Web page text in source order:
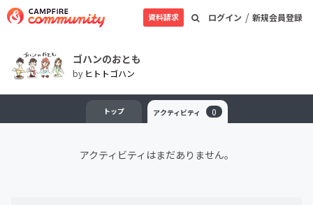
ログイン / 新規会員登録
資料請求
ゴハンのおとも
by ヒトトゴハン
トップ アクティビティ 0
アクティビティはまだありません。